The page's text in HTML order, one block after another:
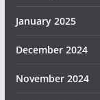
January 2025
December 2024
November 2024